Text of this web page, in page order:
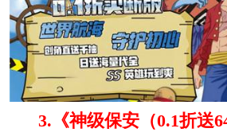
3. 《神级保安（0.1折送